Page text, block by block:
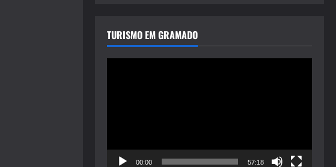
TURISMO EM GRAMADO
00:00 57:18